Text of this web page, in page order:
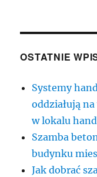
OSTATNIE
Systemy
oddziałują
w lokalu
Szamba
budynku
Jak dobrać